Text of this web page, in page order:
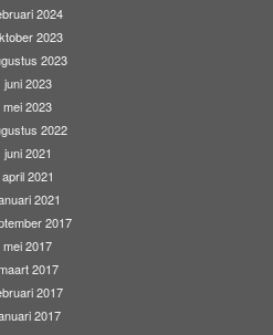
2024
2023
2023
juni 2023
mei 2023
2022
juni 2021
april 2021
2021
2017
mei 2017
2017
2017
2017